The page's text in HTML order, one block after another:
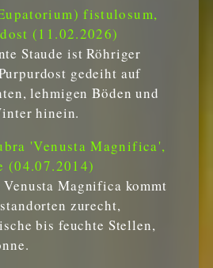
fistulosum,
(11.02.2026)
Staude ist Röhriger
gedeiht auf
lehmigen Böden und
hinein.
'Venusta Magnifica',
(04.07.2014)
Magnifica kommt
zurecht,
bis feuchte Stellen,